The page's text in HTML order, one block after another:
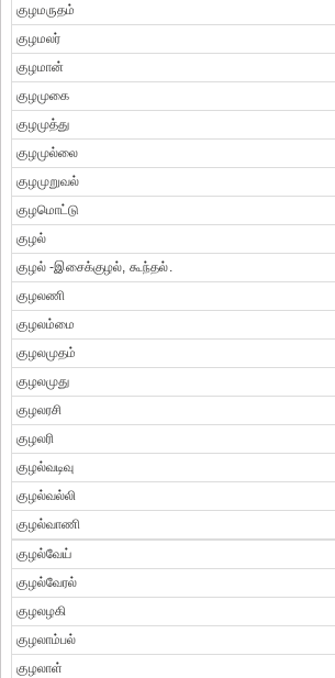
குழமருதம்
குழமலர்
குழமான்
குழமுகை
குழமுத்து
குழமுல்லை
குழமுறுவல்
குழமொட்டு
குழல்
குழல் -இசைக்குழல், கூந்தல்.
குழலணி
குழலம்மை
குழலமுதம்
குழலமுது
குழலரசி
குழலரி
குழல்வடிவு
குழல்வல்லி
குழல்வாணி
குழல்வேய்
குழல்வேரல்
குழலழகி
குழலாம்பல்
குழலாள்